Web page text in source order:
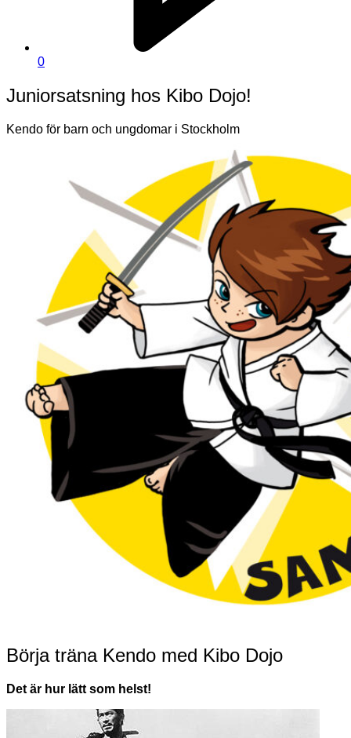
0
Juniorsatsning hos Kibo Dojo!
Kendo för barn och ungdomar i Stockholm
Börja träna Kendo med Kibo Dojo
Det är hur lätt som helst!